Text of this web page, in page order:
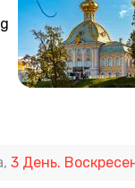
3 День.